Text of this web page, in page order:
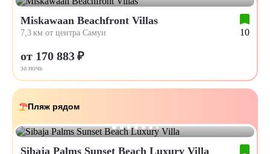
Miskawaan Beachfront Villas
7,3 км от центра Самуи 10
от 170 883 ₽
за ночь
Пляж рядом
Sibaja Palms Sunset Beach Luxury Villa